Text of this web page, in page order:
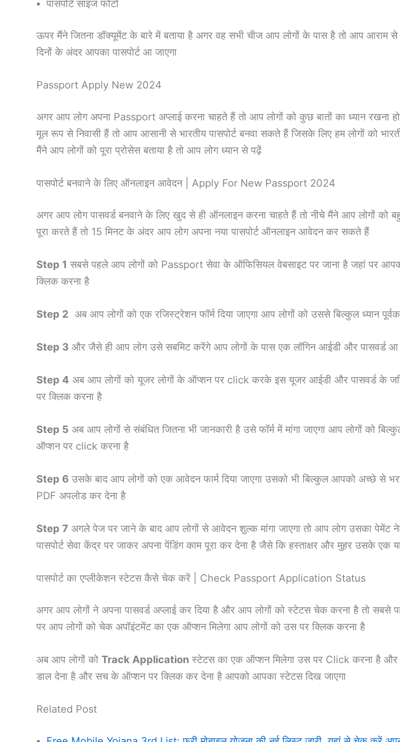
पासपोर्ट साइज फोटो
ऊपर मैंने जितना डॉक्यूमेंट के बारे में बताया है अगर वह सभी चीज आप लोगों के पास है तो आप
दिनों के अंदर आपका पासपोर्ट आ जाएगा
Passport Apply New 2024
अगर आप लोग अपना Passport अप्लाई करना चाहते हैं तो आप लोगों को कुछ बातों का ध्यान
मूल रूप से निवासी हैं तो आप आसानी से भारतीय पासपोर्ट बनवा सकते हैं जिसके लिए हम लोगों को
मैंने आप लोगों को पूरा प्रोसेस बताया है तो आप लोग ध्यान से पढ़ें
पासपोर्ट बनवाने के लिए ऑनलाइन आवेदन | Apply For New Passport 2024
अगर आप लोग पासवर्ड बनवाने के लिए खुद से ही ऑनलाइन करना चाहते हैं तो नीचे मैंने आप लोगों को
पूरा करते हैं तो 15 मिनट के अंदर आप लोग अपना नया पासपोर्ट ऑनलाइन आवेदन कर सकते हैं
Step 1 सबसे पहले आप लोगों को Passport सेवा के ऑफिसियल वेबसाइट पर जाना है जहां पर
क्लिक करना है
Step 2 अब आप लोगों को एक रजिस्ट्रेशन फॉर्म दिया जाएगा आप लोगों को उससे बिल्कुल ध्यान
Step 3 और जैसे ही आप लोग उसे सबमिट करेंगे आप लोगों के पास एक लॉगिन आईडी और पासवर्ड
Step 4 अब आप लोगों को यूजर लोगों के ऑप्शन पर click करके इस यूजर आईडी और पासवर्ड के
पर क्लिक करना है
Step 5 अब आप लोगों से संबंधित जितना भी जानकारी है उसे फॉर्म में मांगा जाएगा आप लोगों को
ऑप्शन पर click करना है
Step 6 उसके बाद आप लोगों को एक आवेदन फार्म दिया जाएगा उसको भी बिल्कुल आपको अच्छे से
PDF अपलोड कर देना है
Step 7 अगले पेज पर जाने के बाद आप लोगों से आवेदन शुल्क मांगा जाएगा तो आप लोग उसका पेमेंट
पासपोर्ट सेवा केंद्र पर जाकर अपना पेंडिंग काम पूरा कर देना है जैसे कि हस्ताक्षर और मुहर उसके एक
पासपोर्ट का एप्लीकेशन स्टेटस कैसे चेक करें | Check Passport Application Status
अगर आप लोगों ने अपना पासवर्ड अप्लाई कर दिया है और आप लोगों को स्टेटस चेक करना है तो सबसे
पर आप लोगों को चेक अपॉइंटमेंट का एक ऑप्शन मिलेगा आप लोगों को उस पर क्लिक करना है
अब आप लोगों को Track Application स्टेटस का एक ऑप्शन मिलेगा उस पर Click करना है और
डाल देना है और सच के ऑप्शन पर क्लिक कर देना है आपको आपका स्टेटस दिख जाएगा
Related Post